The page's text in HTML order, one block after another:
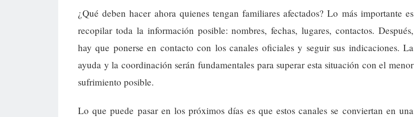
¿Qué deben hacer ahora quienes tengan familiares afectados? Lo más importante es
recopilar toda la información posible: nombres, fechas, lugares, contactos. Después,
hay que ponerse en contacto con los canales oficiales y seguir sus indicaciones. La
ayuda y la coordinación serán fundamentales para superar esta situación con el menor
sufrimiento posible.
Lo que puede pasar en los próximos días es que estos canales se conviertan en una